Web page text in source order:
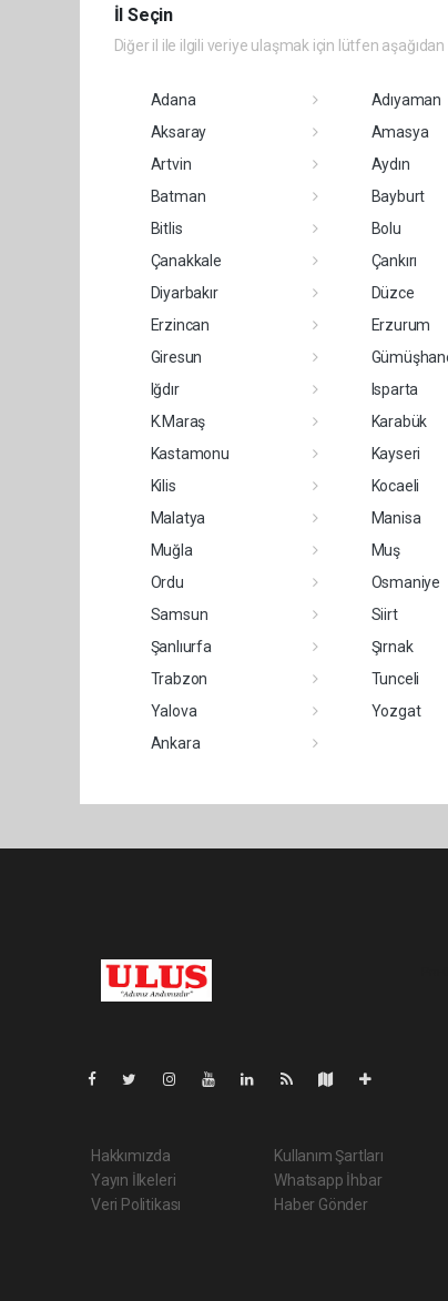
İl Seçin
Diğer il ile ilgili veriye ulaşmak için lütfen aşağıdan
Adana Adıyaman
Aksaray
Amasya
Artvin
Aydın
Batman
Bayburt
Bitlis
Bolu
Çanakkale
Çankırı
Diyarbakır
Düzce
Erzincan
Erzurum
Giresun
Iğdır
Isparta
K.Maraş
Karabük
Kastamonu
Kayseri
Kilis
Kocaeli
Malatya
Manisa
Muğla
Muş
Ordu
Osmaniye
Samsun
Siirt
Şanlıurfa
Şırnak
Trabzon
Tunceli
Yalova
Yozgat
Ankara
Hakkımızda
Yayın İlkeleri
Veri Politikası
Kullanım Şartları
Whatsapp İhbar
Haber Gönder